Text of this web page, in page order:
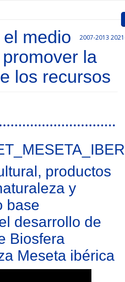
2007-2013
medio
la
los recursos
productos
y
base
desarrollo de
Biosfera
Meseta ibérica